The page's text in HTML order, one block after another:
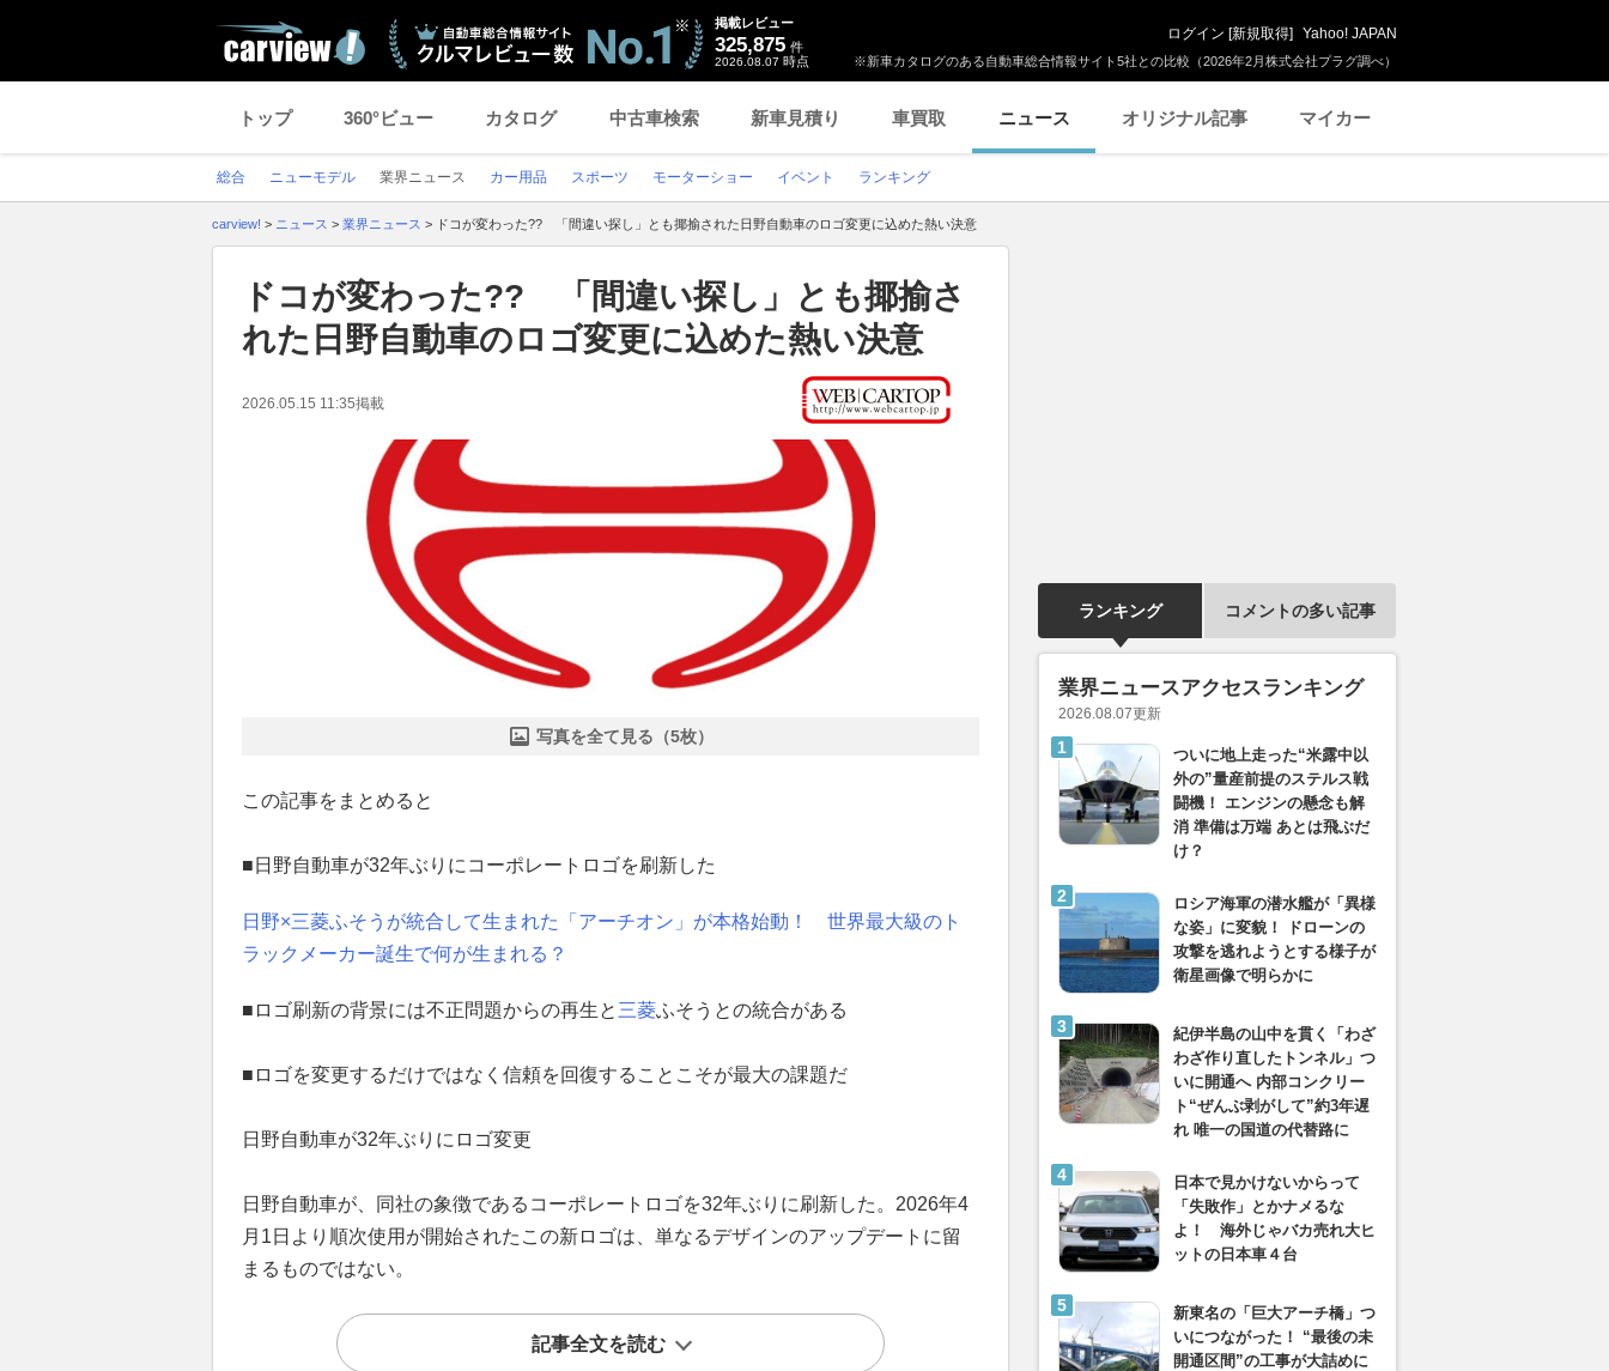
※新車カタログのある自動車総合情報サイト5社との比較（2026年2月株式会社プラグ調べ）
掲載レビュー
325,875 件
2026.08.07 時点
ログイン [新規取得] Yahoo! JAPAN
トップ 360°ビュー カタログ 中古車検索 新車見積り 車買取 ニュース オリジナル記事 マイカー
総合 ニューモデル 業界ニュース カー用品 スポーツ モーターショー イベント ランキング
carview! > ニュース > 業界ニュース > ドコが変わった?? 「間違い探し」とも揶揄された日野自動車のロゴ変更に込めた熱い決意
ドコが変わった?? 「間違い探し」とも揶揄さ
れた日野自動車のロゴ変更に込めた熱い決意
2026.05.15 11:35掲載
写真を全て見る（5枚）
この記事をまとめると
■日野自動車が32年ぶりにコーポレートロゴを刷新した
日野×三菱ふそうが統合して生まれた「アーチオン」が本格始動！ 世界最大級のト
ラックメーカー誕生で何が生まれる？
■ロゴ刷新の背景には不正問題からの再生と 三菱ふそうとの統合がある
■ロゴを変更するだけではなく信頼を回復することこそが最大の課題だ
日野自動車が32年ぶりにロゴ変更
日野自動車が、同社の象徴であるコーポレートロゴを32年ぶりに刷新した。2026年4
月1日より順次使用が開始されたこの新ロゴは、単なるデザインのアップデートに留
まるものではない。
記事全文を読む
ランキング コメントの多い記事
業界ニュースアクセスランキング
2026.08.07更新
ついに地上走った“米露中以
外の”量産前提のステルス戦
闘機！ エンジンの懸念も解
消 準備は万端 あとは飛ぶだ
け？
ロシア海軍の潜水艦が「異様
な姿」に変貌！ ドローンの
攻撃を逃れようとする様子が
衛星画像で明らかに
紀伊半島の山中を貫く「わざ
わざ作り直したトンネル」つ
いに開通へ 内部コンクリー
ト“ぜんぶ剥がして”約3年遅
れ 唯一の国道の代替路に
日本で見かけないからって
「失敗作」とかナメるな
よ！ 海外じゃバカ売れ大ヒ
ットの日本車４台
新東名の「巨大アーチ橋」つ
いにつながった！ “最後の未
開通区間”の工事が大詰めに